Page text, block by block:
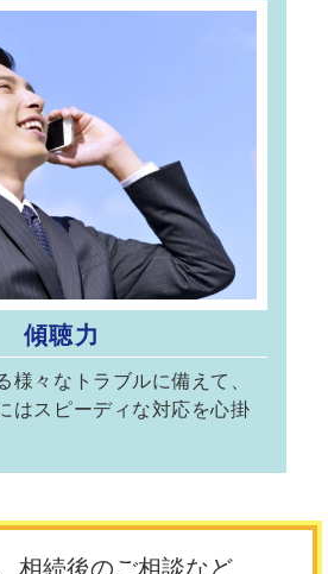
傾聴力
様々なトラブルに備えて、
はスピーディな対応を心掛
相続後のご相談など